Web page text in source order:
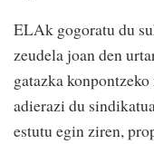
ELAk gogoratu du
zeudela joan den
gatazka
adierazi du
estutu egin ziren,